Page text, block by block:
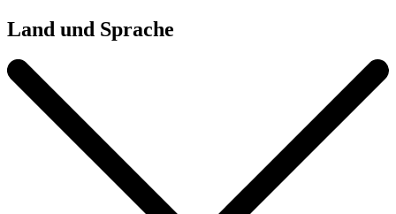
Land und Sprache